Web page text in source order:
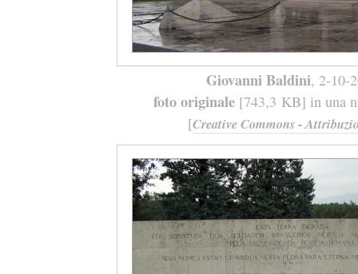
Giovanni Baldini, 2-10-
foto originale [743,3 KB] in una
[Creative Commons -